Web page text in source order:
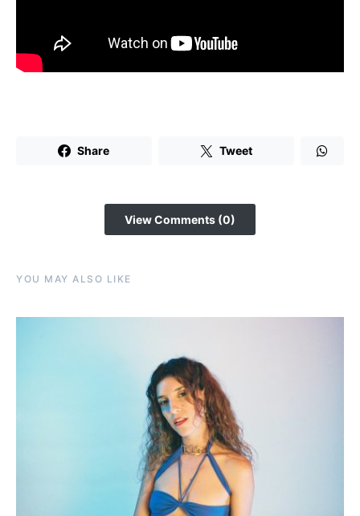
Share Tweet
View Comments (0)
YOU MAY ALSO LIKE